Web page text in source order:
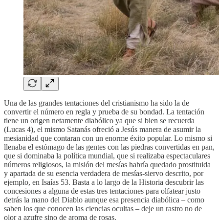
Una de las grandes tentaciones del cristianismo ha sido la de
convertir el número en regla y prueba de su bondad. La tentación
tiene un origen netamente diabólico ya que si bien se recuerda
(Lucas 4), el mismo Satanás ofreció a Jesús manera de asumir la
mesianidad que contaran con un enorme éxito popular. Lo mismo si
llenaba el estómago de las gentes con las piedras convertidas en pan,
que si dominaba la política mundial, que si realizaba espectaculares
números religiosos, la misión del mesías habría quedado prostituida
y apartada de su esencia verdadera de mesías-siervo descrito, por
ejemplo, en Isaías 53. Basta a lo largo de la Historia descubrir las
concesiones a alguna de estas tres tentaciones para olfatear justo
detrás la mano del Diablo aunque esa presencia diabólica – como
saben los que conocen las ciencias ocultas – deje un rastro no de
olor a azufre sino de aroma de rosas.